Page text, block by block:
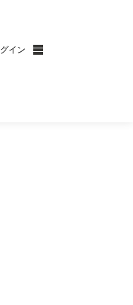
イン